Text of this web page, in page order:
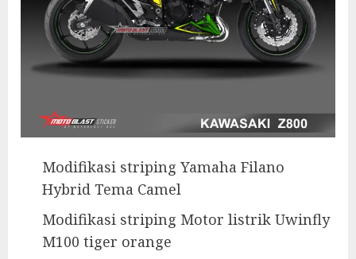
Modifikasi striping Yamaha Filano
Hybrid Tema Camel
Modifikasi striping Motor listrik Uwinfly
M100 tiger orange